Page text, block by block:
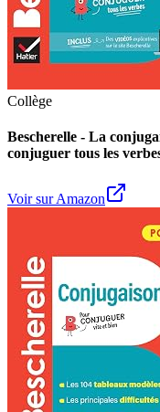
Collège
Bescherelle - La
conjuguer tous les
Voir sur Amazon